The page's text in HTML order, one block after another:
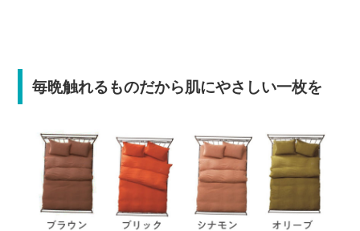
毎晩触れるものだから肌にやさしい一枚を